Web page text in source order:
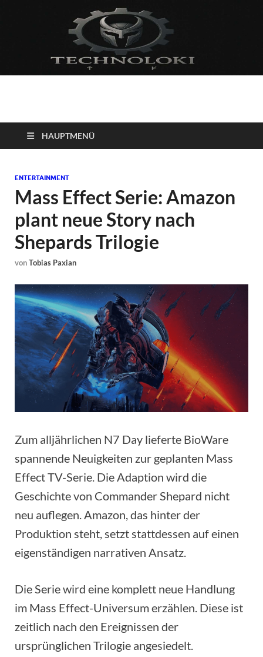
Technoloki: Gaming
und Entertainment
News
Blockbuster, Indie-Perlen und Retro-Klassiker.
HAUPTMENÜ
ENTERTAINMENT
Mass Effect Serie: Amazon
plant neue Story nach
Shepards Trilogie
vonTobias Paxian
Zum alljährlichen N7 Day lieferte BioWare
spannende Neuigkeiten zur geplanten Mass
Effect TV-Serie. Die Adaption wird die
Geschichte von Commander Shepard nicht
neu auflegen. Amazon, das hinter der
Produktion steht, setzt stattdessen auf einen
eigenständigen narrativen Ansatz.
Die Serie wird eine komplett neue Handlung
im Mass Effect-Universum erzählen. Diese ist
zeitlich nach den Ereignissen der
ursprünglichen Trilogie angesiedelt.